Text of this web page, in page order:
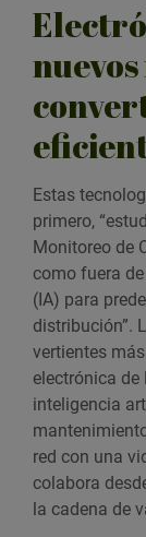
Estas
primero,
Monitoreo de
como fuera
(IA) para
distribución”.
vertientes
electrónica
inteligencia
red con una
colabora
la cadena de